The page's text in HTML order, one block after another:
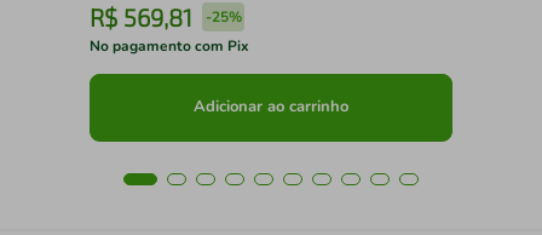
R$ 569,81 -25%
No pagamento com Pix
Adicionar ao carrinho